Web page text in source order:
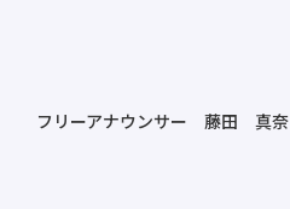
フリーアナウンサー 藤田 真奈